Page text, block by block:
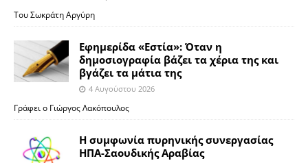
Του Σωκράτη Αργύρη
Εφημερίδα «Εστία»: Όταν η
δημοσιογραφία βάζει τα χέρια της και
βγάζει τα μάτια της
4 Αυγούστου 2026
Γράφει ο Γιώργος Λακόπουλος
Η συμφωνία πυρηνικής συνεργασίας
ΗΠΑ-Σαουδικής Αραβίας